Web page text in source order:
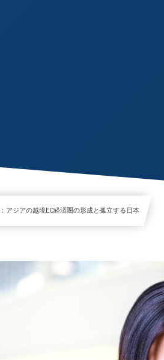
アジアの越境EC経済圏の形成と孤立する日本